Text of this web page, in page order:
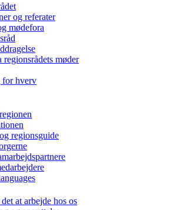
og referater
mødefora
regionsrådets møder
for hverv
regionsguide
det at arbejde hos os